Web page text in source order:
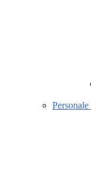
Personale